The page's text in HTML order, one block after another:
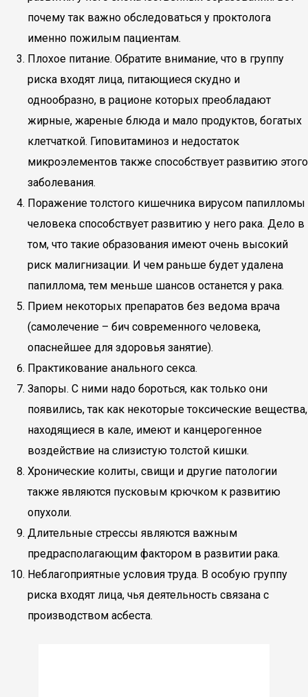
почему так важно обследоваться у проктолога
именно пожилым пациентам.
Плохое питание. Обратите внимание, что в группу
риска входят лица, питающиеся скудно и
однообразно, в рационе которых преобладают
жирные, жареные блюда и мало продуктов, богатых
клетчаткой. Гиповитаминоз и недостаток
микроэлементов также способствует развитию этого
заболевания.
Поражение толстого кишечника вирусом папилломы
человека способствует развитию у него рака. Дело в
том, что такие образования имеют очень высокий
риск малигнизации. И чем раньше будет удалена
папиллома, тем меньше шансов останется у рака.
Прием некоторых препаратов без ведома врача
(самолечение – бич современного человека,
опаснейшее для здоровья занятие).
Практикование анального секса.
Запоры. С ними надо бороться, как только они
появились, так как некоторые токсические вещества,
находящиеся в кале, имеют и канцерогенное
воздействие на слизистую толстой кишки.
Хронические колиты, свищи и другие патологии
также являются пусковым крючком к развитию
опухоли.
Длительные стрессы являются важным
предрасполагающим фактором в развитии рака.
Неблагоприятные условия труда. В особую группу
риска входят лица, чья деятельность связана с
производством асбеста.